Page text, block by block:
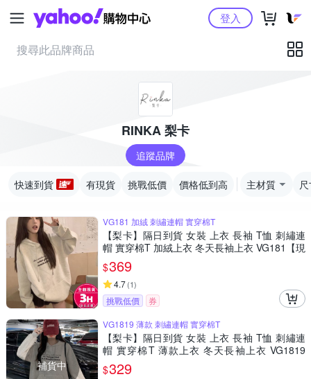
Yahoo購物中心登入
RINKA 梨卡
追蹤品牌
快速到貨 有現貨 挑戰低價 價格低到高 主材質
VG181 加絨 刺繡連帽 實穿棉T
【梨卡】隔日到貨 女裝 上衣 長袖 T恤 刺繡連
帽 實穿棉T 加絨上衣 冬天長袖上衣 VG181【現
貨24H】
$369
4.7(1)
挑戰低價 券
補貨中
VG1819 薄款 刺繡連帽 實穿棉T
【梨卡】隔日到貨 女裝 上衣 長袖 T恤 刺繡連
帽 實穿棉T 薄款上衣 冬天長袖上衣 VG1819
【現貨24H】
$329